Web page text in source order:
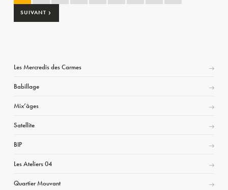
SUIVANT ›
Les Mercredis des Carmes
Babillage
Mix’âges
Satellite
BIP
Les Ateliers 04
Quartier Mouvant